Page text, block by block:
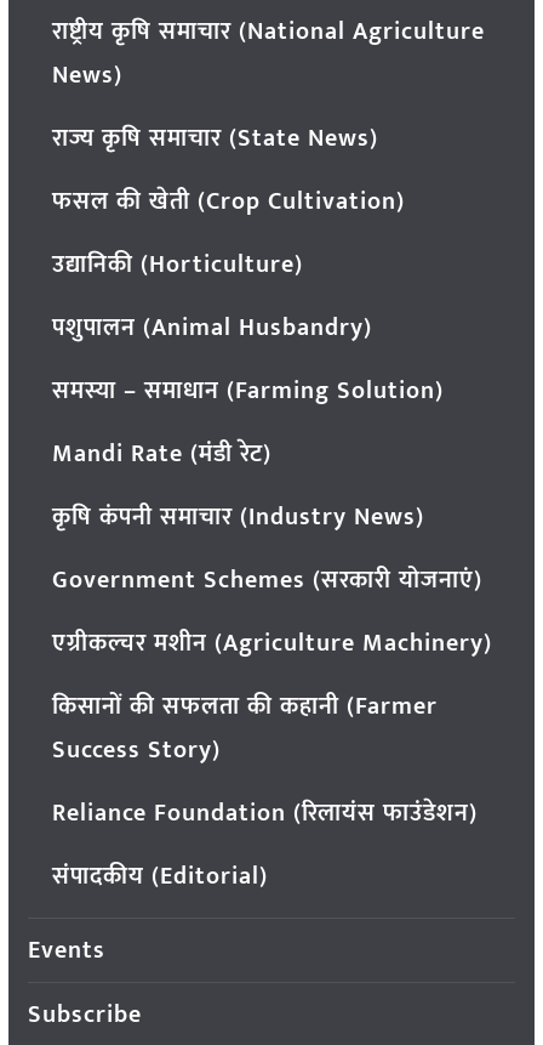
राष्ट्रीय कृषि समाचार (National Agriculture
News)
राज्य कृषि समाचार (State News)
फसल की खेती (Crop Cultivation)
उद्यानिकी (Horticulture)
पशुपालन (Animal Husbandry)
समस्या – समाधान (Farming Solution)
Mandi Rate (मंडी रेट)
कृषि कंपनी समाचार (Industry News)
Government Schemes (सरकारी योजनाएं)
एग्रीकल्चर मशीन (Agriculture Machinery)
किसानों की सफलता की कहानी (Farmer
Success Story)
Reliance Foundation (रिलायंस फाउंडेशन)
संपादकीय (Editorial)
Events
Subscribe